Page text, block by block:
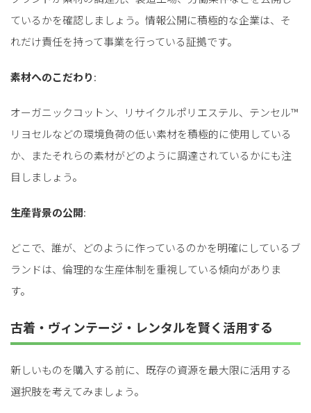
ているかを確認しましょう。情報公開に積極的な企業は、そ
れだけ責任を持って事業を行っている証拠です。
素材へのこだわり:
オーガニックコットン、リサイクルポリエステル、テンセル™
リヨセルなどの環境負荷の低い素材を積極的に使用している
か、またそれらの素材がどのように調達されているかにも注
目しましょう。
生産背景の公開:
どこで、誰が、どのように作っているのかを明確にしているブ
ランドは、倫理的な生産体制を重視している傾向がありま
す。
古着・ヴィンテージ・レンタルを賢く活用する
新しいものを購入する前に、既存の資源を最大限に活用する
選択肢を考えてみましょう。